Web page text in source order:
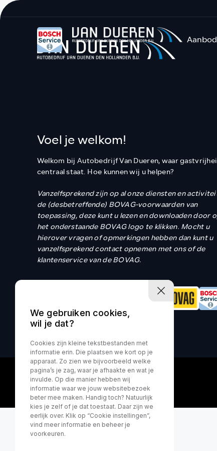
Aanbod
Voel je welkom!
Welkom bij Autobedrijf Van Dueren, waar
centraal staat. Hoe kunnen wij u helpen?
Vanzelfsprekend zijn op al onze diensten en
de (desbetreffende) BOVAG-voorwaarden van
toepassing, deze kunt u lezen en downloaden door
het onderstaande BOVAG logo te klikken. Mocht u
hierover vragen of opmerkingen hebben dan kunt u
vanzelfsprekend contact opnemen met ons of de
klantenservice van de BOVAG.
We gebruiken cookies,
wil je dat?
Cookies zijn kleine tekstbestanden met
informatie erin. Die plaatsen we kort op je
apparaat. Zo zien we bijvoorbeeld welke
pagina’s je zag, waar je afhaakte en wat je
invulde. Op die manier hebben wij
informatie waar we jouw websitebezoek
beter mee maken. Handig toch? Natuurlijk
kies je zelf of je dat toestaat. Daar zijn we
eerlijk over. Klik op “Cookie instellingen”,
vind meer informatie en beheer je
voorkeuren.